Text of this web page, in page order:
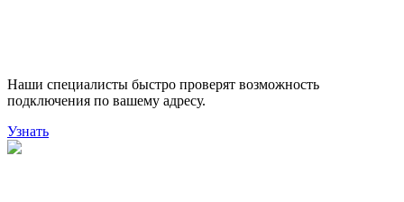
Наши специалисты быстро проверят возможность
подключения по вашему адресу.
Узнать